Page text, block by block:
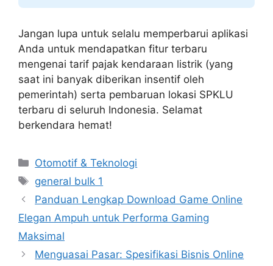
Jangan lupa untuk selalu memperbarui aplikasi
Anda untuk mendapatkan fitur terbaru
mengenai tarif pajak kendaraan listrik (yang
saat ini banyak diberikan insentif oleh
pemerintah) serta pembaruan lokasi SPKLU
terbaru di seluruh Indonesia. Selamat
berkendara hemat!
Categories
Otomotif & Teknologi
Tags
general bulk 1
Panduan Lengkap Download Game Online
Elegan Ampuh untuk Performa Gaming
Maksimal
Menguasai Pasar: Spesifikasi Bisnis Online